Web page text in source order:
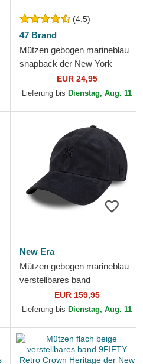
(4.5)
47 Brand
Mützen gebogen marineblau
snapback der New York
Yankees MLB von 47 Brand
EUR 24,95
Lieferung bis Dienstag, Aug. 11
New Era
Mützen gebogen marineblau
verstellbares band
9TWENTY Suede der New
York Yankees MLB von New
EUR 159,95
Lieferung bis Dienstag, Aug. 11